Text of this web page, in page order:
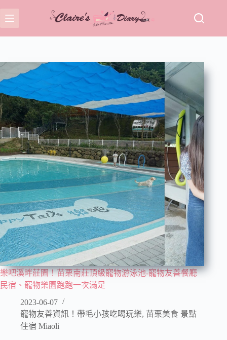
至
主
容
樂吧溪畔莊園！苗栗南莊頂級寵物游泳池-寵物友善餐廳
民宿、寵物樂園跑跑一次滿足
2023-06-07
寵物友善資訊！帶毛小孩吃喝玩樂, 苗栗美食 景點
住宿 Miaoli